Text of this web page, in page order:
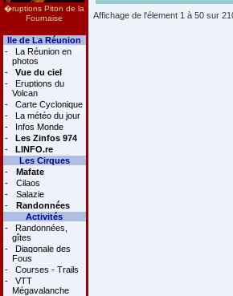
�ruptions Piton de la
Fournaise
Ile de La Réunion
-
La Réunion en
photos
-
Vue du ciel
-
Eruptions du
Volcan
-
Carte Cyclonique
-
La météo du jour
-
Infos Monde
-
Les Zinfos 974
-
LINFO.re
Les Cirques
-
Mafate
-
Cilaos
-
Salazie
-
Randonnées
Activités
-
Randonnées,
gîtes
-
Diagonale des
Fous
-
Courses - Trails
-
VTT
Mégavalanche
Affichage de l'élement 1 à 50 sur